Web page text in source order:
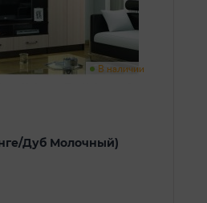
В наличии
Дуб Молочный)